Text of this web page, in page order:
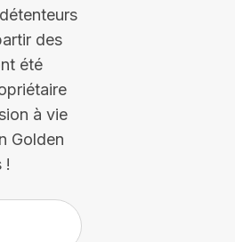
des
été
à vie
Golden
!